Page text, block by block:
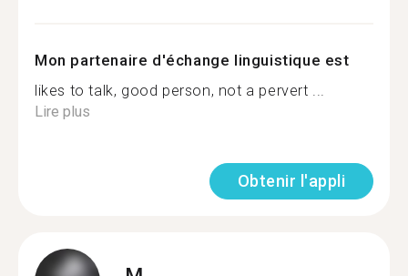
Mon partenaire d'échange linguistique est
likes to talk, good person, not a pervert ...
Lire plus
Obtenir l'appli